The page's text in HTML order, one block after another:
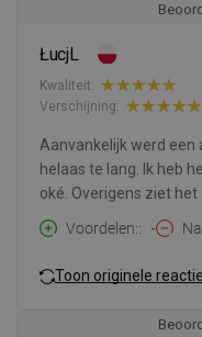
ŁucjL
Kwaliteit:
Verschijning:
Aanvankelijk werd een
helaas te lang. Ik heb
oké. Overigens ziet
Voordelen:
-
Toon originele reactie